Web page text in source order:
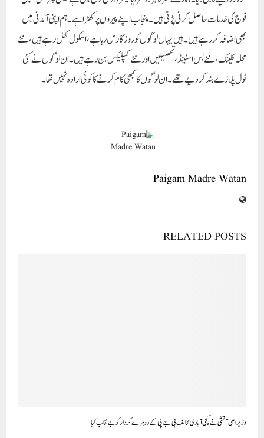
فوج کی خدمات حاصل کرنی پڑتی ہیں۔ پنجاب اپنے پیروں پر کھڑا ہے۔ ہم اپنی آمدنی میں
بھی اضافہ کر رہے ہیں۔ہیں یہاں لوگوں کو روزگار مل رہا ہے، اسکول کھل رہے ہیں، نئے
محلہ کلینک، نئے بس اسٹینڈ، تحصیلیں اور نئے کمپلیکس بن رہے ہیں۔ ان لوگوں نے کئی
ٹول پلازے بند کر دیے تھے۔ ان لوگوں کا کبھی کام کرنے کا کوئی ارادہ نہیں تھا۔
Paigam Madre Watan
RELATED POSTS
وزیر اعلی آتشی نے کچی آبادی مخالف بی جے پی کے دوہرے کردار کو بے نقاب کیا